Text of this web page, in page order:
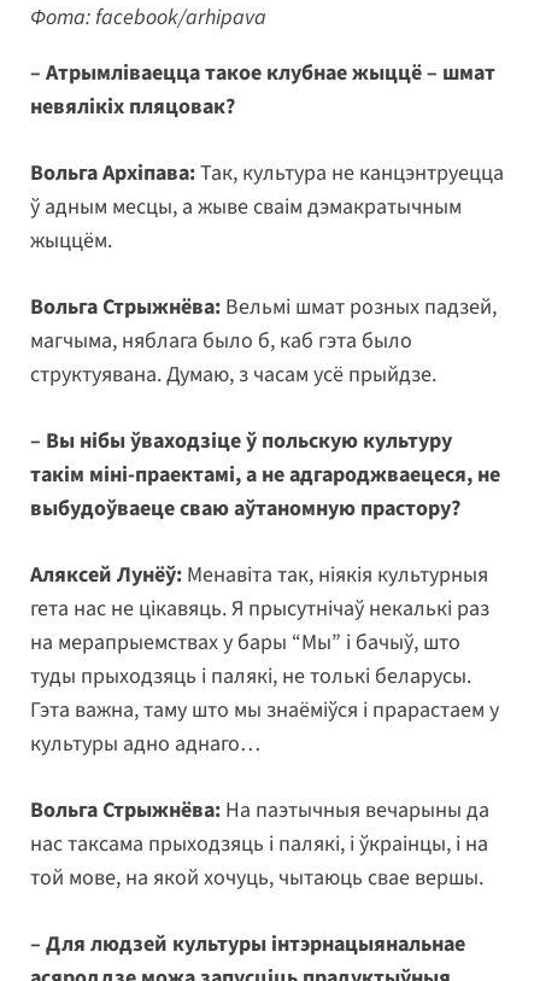
Фота: facebook/arhipava
– Атрымліваецца такое клубнае жыццё – шмат
невялікіх пляцовак?
Вольга Архіпава:Так, культура не канцэнтруецца
ў адным месцы, а жыве сваім дэмакратычным
жыццём.
Вольга Стрыжнёва: Вельмі шмат розных падзей,
магчыма, няблага было б, каб гэта было
структуявана. Думаю, з часам усё прыйдзе.
– Вы нібы ўваходзіце ў польскую культуру
такім міні-праектамі, а не адгароджваецеся, не
выбудоўваеце сваю аўтаномную прастору?
Аляксей Лунёў: Менавіта так, ніякія культурныя
гета нас не цікавяць. Я прысутнічаў некалькі раз
на мерапрыемствах у бары “Мы” і бачыў, што
туды прыходзяць і палякі, не толькі беларусы.
Гэта важна, таму што мы знаёміўся і прарастаем у
культуры адно аднаго…
Вольга Стрыжнёва: На паэтычныя вечарыны да
нас таксама прыходзяць і палякі, і ўкраінцы, і на
той мове, на якой хочуць, чытаюць свае вершы.
– Для людзей культуры інтэрнацыянальнае